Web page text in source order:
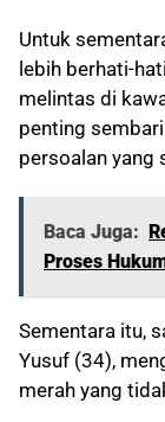
Untuk
lebih berhati-
melintas di
penting
persoalan yang
Baca Juga:
Proses
Sementara itu,
Yusuf (34),
merah yang